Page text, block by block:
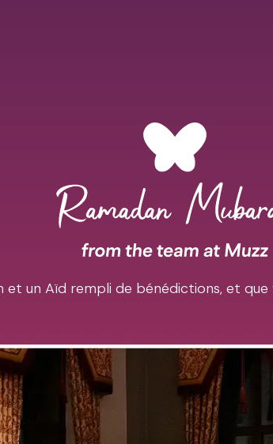
et un Aïd rempli de bénédictions, et